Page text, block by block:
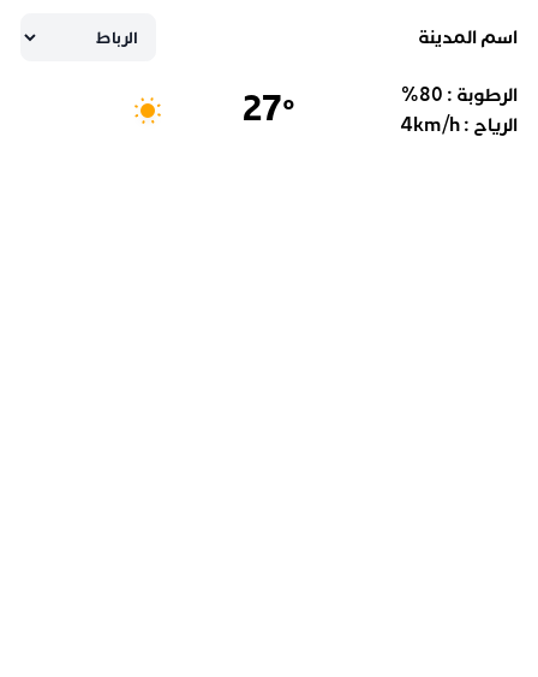
اسم المدينة
الرطوبة : 80
%
الرياح :
4km/h
27